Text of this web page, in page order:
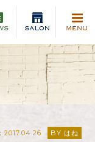
2017.04.26 BY はね